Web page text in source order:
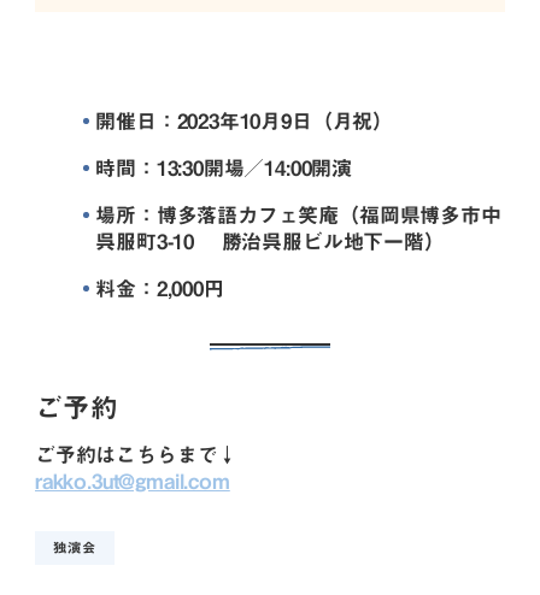
開催日：2023年10月9日（月祝）
時間：13:30開場／14:00開演
場所：博多落語カフェ笑庵（福岡県博多市中
呉服町3-10 勝治呉服ビル地下一階）
料金：2,000円
ご予約
ご予約はこちらまで↓
rakko.3ut@gmail.com
独演会